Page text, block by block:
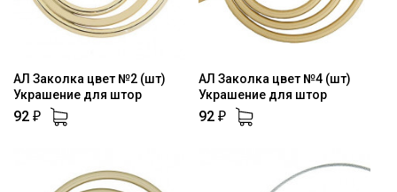
АЛ Заколка цвет №2 (шт)
Украшение для штор
92 ₽
АЛ Заколка цвет №4 (шт)
Украшение для штор
92 ₽